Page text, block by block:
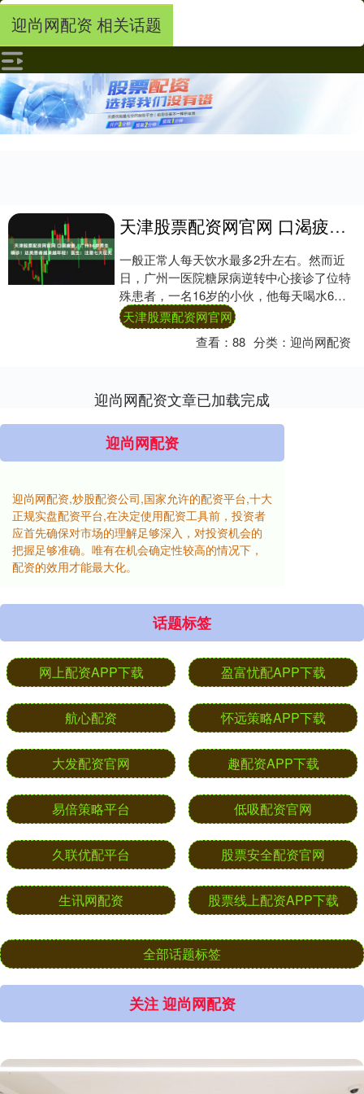
迎尚网配资 相关话题
天津股票配资网官网 口渴疲惫，广州16岁男生确诊！这类患者越来越年轻！医生：注意七大征兆
一般正常人每天饮水最多2升左右。然而近
日，广州一医院糖尿病逆转中心接诊了位特
殊患者，一名16岁的小伙，他每天喝水6
升，上10多次厕所，却依然感觉口渴！到底
怎么回....
天津股票配资网官网
查看：88 分类：迎尚网配资
迎尚网配资文章已加载完成
迎尚网配资
迎尚网配资,炒股配资公司,国家允许的配资平台,十大
正规实盘配资平台,在决定使用配资工具前，投资者
应首先确保对市场的理解足够深入，对投资机会的
把握足够准确。唯有在机会确定性较高的情况下，
配资的效用才能最大化。
话题标签
网上配资APP下载 盈富忧配APP下载
航心配资 怀远策略APP下载
大发配资官网 趣配资APP下载
易倍策略平台 低吸配资官网
久联优配平台 股票安全配资官网
生讯网配资 股票线上配资APP下载
全部话题标签
关注 迎尚网配资